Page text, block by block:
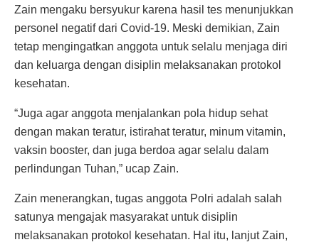
Zain mengaku bersyukur karena hasil tes menunjukkan
personel negatif dari Covid-19. Meski demikian, Zain
tetap mengingatkan anggota untuk selalu menjaga diri
dan keluarga dengan disiplin melaksanakan protokol
kesehatan.
“Juga agar anggota menjalankan pola hidup sehat
dengan makan teratur, istirahat teratur, minum vitamin,
vaksin booster, dan juga berdoa agar selalu dalam
perlindungan Tuhan,” ucap Zain.
Zain menerangkan, tugas anggota Polri adalah salah
satunya mengajak masyarakat untuk disiplin
melaksanakan protokol kesehatan. Hal itu, lanjut Zain,